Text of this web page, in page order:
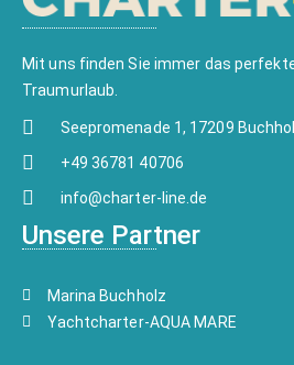
Mit uns finden Sie immer das
Traumurlaub.
Seepromenade 1, 17209
+49 36781 40706
info@charter-line.de
Unsere Partner
Marina Buchholz
Yachtcharter-AQUA MARE